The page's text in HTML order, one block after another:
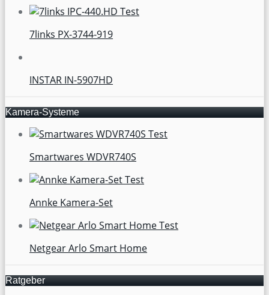
7links PX-3744-919
INSTAR IN-5907HD
Kamera-Systeme
Smartwares WDVR740S
Annke Kamera-Set
Netgear Arlo Smart Home
Ratgeber